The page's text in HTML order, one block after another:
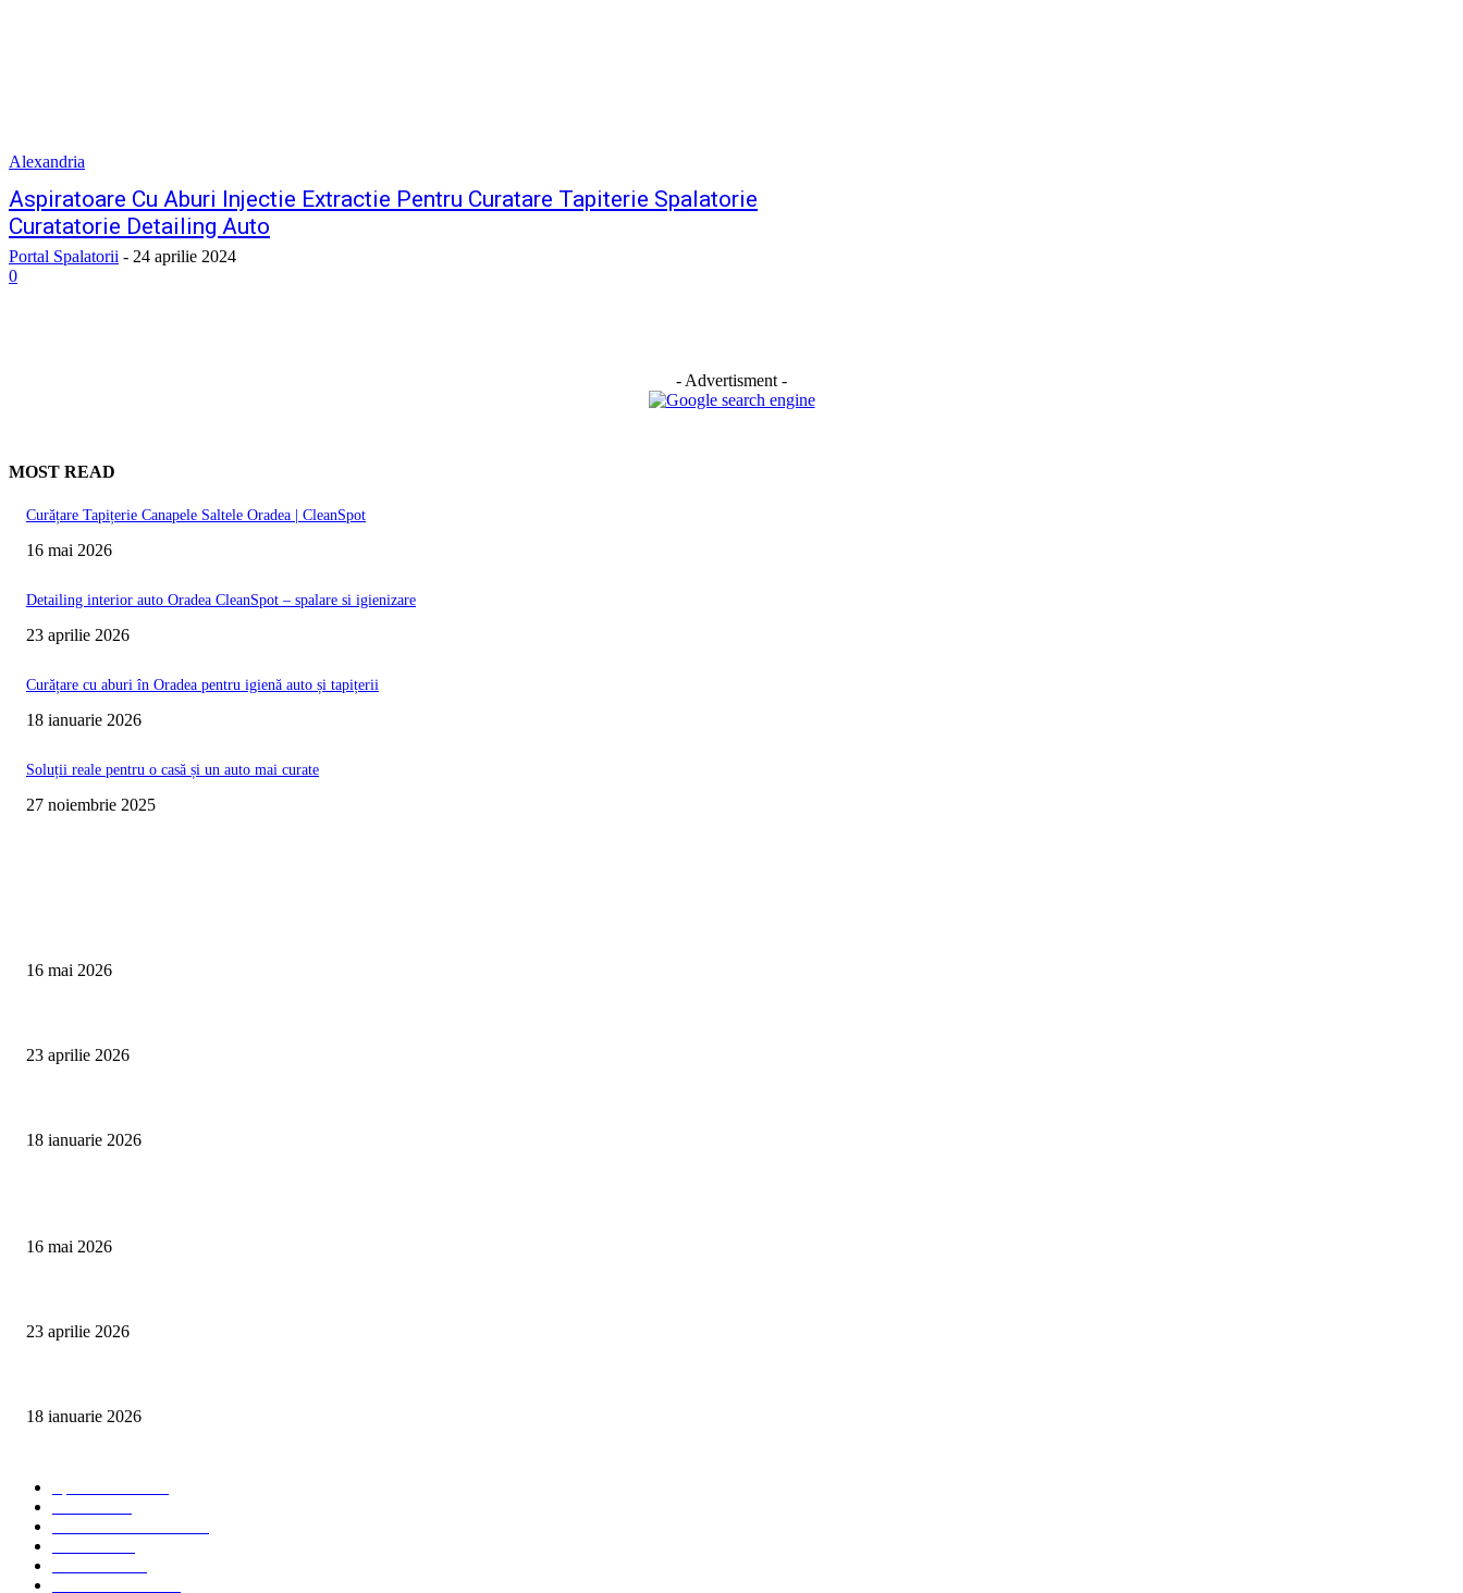
Alexandria
Aspiratoare Cu Aburi Injectie Extractie Pentru Curatare Tapiterie Spalatorie
Curatatorie Detailing Auto
Portal Spalatorii - 24 aprilie 2024
0
- Advertisment -
MOST READ
Curățare Tapițerie Canapele Saltele Oradea | CleanSpot
16 mai 2026
Detailing interior auto Oradea CleanSpot – spalare si igienizare
23 aprilie 2026
Curățare cu aburi în Oradea pentru igienă auto și tapițerii
18 ianuarie 2026
Soluții reale pentru o casă și un auto mai curate
27 noiembrie 2025
16 mai 2026
23 aprilie 2026
18 ianuarie 2026
16 mai 2026
23 aprilie 2026
18 ianuarie 2026